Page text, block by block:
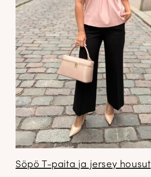
Söpö T-paita ja jersey housut